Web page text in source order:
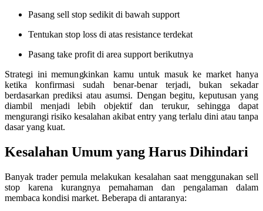
Pasang sell stop sedikit di bawah support
Tentukan stop loss di atas resistance terdekat
Pasang take profit di area support berikutnya
Strategi ini memungkinkan kamu untuk masuk ke market hanya
ketika konfirmasi sudah benar-benar terjadi, bukan sekadar
berdasarkan prediksi atau asumsi. Dengan begitu, keputusan yang
diambil menjadi lebih objektif dan terukur, sehingga dapat
mengurangi risiko kesalahan akibat entry yang terlalu dini atau tanpa
dasar yang kuat.
Kesalahan Umum yang Harus Dihindari
Banyak trader pemula melakukan kesalahan saat menggunakan sell
stop karena kurangnya pemahaman dan pengalaman dalam
membaca kondisi market. Beberapa di antaranya: